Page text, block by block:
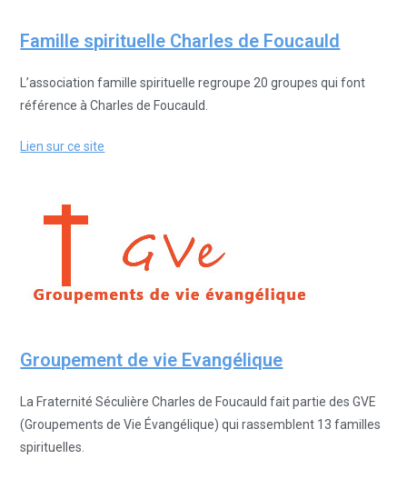
Famille spirituelle Charles de Foucauld
L’association famille spirituelle regroupe 20 groupes qui font
référence à Charles de Foucauld.
Lien sur ce site
Groupement de vie Evangélique
La Fraternité Séculière Charles de Foucauld fait partie des GVE
(Groupements de Vie Évangélique) qui rassemblent 13 familles
spirituelles.